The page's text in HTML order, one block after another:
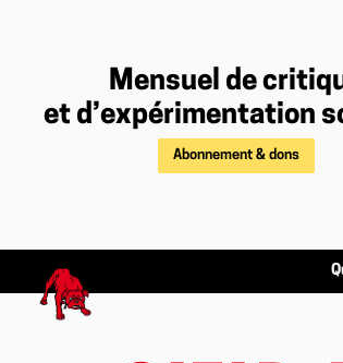
Mensuel de
et d’expérimentation
Abonnement & dons